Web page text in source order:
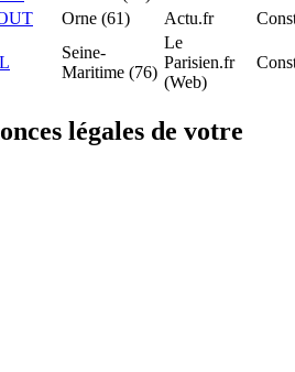
Orne (61) Actu.fr
Seine-
Maritime (76)
Le
Parisien.fr
(Web)
légales de votre